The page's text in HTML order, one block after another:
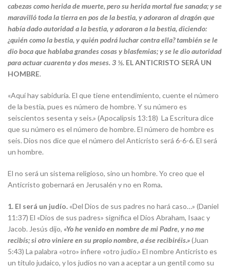
cabezas como herida de muerte, pero su herida mortal fue sanada; y se
maravilló toda la tierra en pos de la bestia, y adoraron al dragón que
había dado autoridad a la bestia, y adoraron a la bestia, diciendo:
¿quién como la bestia, y quién podrá luchar contra ella? también se le
dio boca que hablaba grandes cosas y blasfemias; y se le dio autoridad
para actuar cuarenta y dos meses. 3 ½. EL ANTICRISTO SERÁ UN
HOMBRE.
«Aquí hay sabiduría. El que tiene entendimiento, cuente el número
de la bestia, pues es número de hombre. Y su número es
seiscientos sesenta y seis.» (Apocalipsis 13:18) La Escritura dice
que su número es el número de hombre. El número de hombre es
seis. Dios nos dice que el número del Anticristo será 6-6-6. El será
un hombre.
El no será un sistema religioso, sino un hombre. Yo creo que el
Anticristo gobernará en Jerusalén y no en Roma.
1. El será un judío. «Del Dios de sus padres no hará caso…» (Daniel
11:37) El «Dios de sus padres» significa el Dios Abraham, Isaac y
Jacob. Jesús dijo, «Yo he venido en nombre de mi Padre, y no me
recibís; si otro viniere en su propio nombre, a ése recibiréis.»(Juan
5:43) La palabra «otro» infiere «otro judío.» El nombre Anticristo es
un título judaico, y los judíos no van a aceptar a un gentil como su